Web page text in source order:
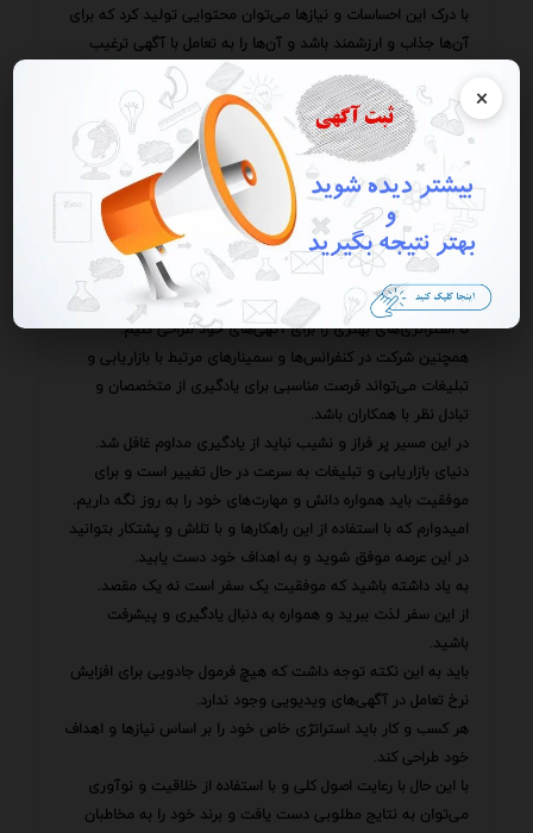
×
با درک این احساسات و نیازها می‌توان محتوایی تولید کرد که برای
آن‌ها جذاب و ارزشمند باشد و آن‌ها را به تعامل با آگهی ترغیب
امیدوارم که این راهکارها بتوانند به شما در افزایش نرخ تعامل در
آگهی‌های ویدیویی رایگان کمک کنند.
با تلاش و پشتکار می‌توانید به نتایج مطلوبی دست یابید و برند
خود را به مخاطبان بیشتری معرفی کنید.
در این راستا بررسی و ارزیابی تجربیات دیگران نیز می‌تواند بسیار
مفید باشد.
به عنوان مثال مطالعه‌ی موردی کمپین‌های تبلیغاتی موفق
می‌تواند ایده‌های جدیدی را در ذهن ما ایجاد کند و به ما کمک کند
تا استراتژی‌های بهتری را برای آگهی‌های خود طراحی کنیم.
همچنین شرکت در کنفرانس‌ها و سمینارهای مرتبط با بازاریابی و
تبلیغات می‌تواند فرصت مناسبی برای یادگیری از متخصصان و
تبادل نظر با همکاران باشد.
در این مسیر پر فراز و نشیب نباید از یادگیری مداوم غافل شد.
دنیای بازاریابی و تبلیغات به سرعت در حال تغییر است و برای
موفقیت باید همواره دانش و مهارت‌های خود را به روز نگه داریم.
امیدوارم که با استفاده از این راهکارها و با تلاش و پشتکار بتوانید
در این عرصه موفق شوید و به اهداف خود دست یابید.
به یاد داشته باشید که موفقیت یک سفر است نه یک مقصد.
از این سفر لذت ببرید و همواره به دنبال یادگیری و پیشرفت
باشید.
باید به این نکته توجه داشت که هیچ فرمول جادویی برای افزایش
نرخ تعامل در آگهی‌های ویدیویی وجود ندارد.
هر کسب و کار باید استراتژی خاص خود را بر اساس نیازها و اهداف
خود طراحی کند.
با این حال با رعایت اصول کلی و با استفاده از خلاقیت و نوآوری
می‌توان به نتایج مطلوبی دست یافت و برند خود را به مخاطبان